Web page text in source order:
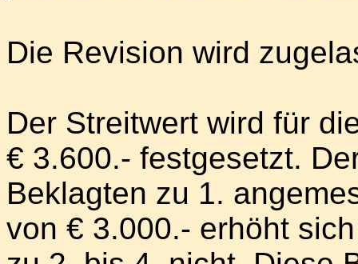
Die Revision wird
Der Streitwert wird für
€ 3.600.- festgesetzt.
Beklagten zu 1.
von € 3.000.- erhöht